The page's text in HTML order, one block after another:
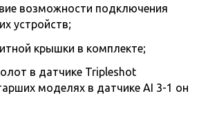
возможности подключения
устройств;
крышки в комплекте;
в датчике Tripleshot
моделях в датчике AI 3-1 он